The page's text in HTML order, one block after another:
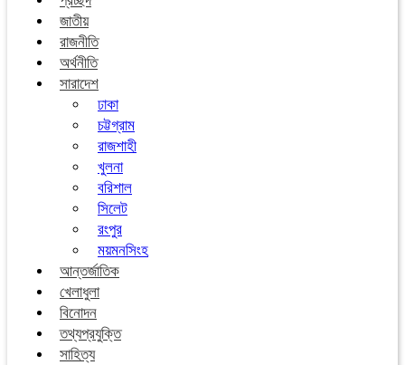
জাতীয়
রাজনীতি
অর্থনীতি
সারাদেশ
ঢাকা
চট্টগ্রাম
রাজশাহী
খুলনা
বরিশাল
সিলেট
রংপুর
ময়মনসিংহ
আন্তর্জাতিক
খেলাধুলা
বিনোদন
তথ্যপ্রযুক্তি
সাহিত্য